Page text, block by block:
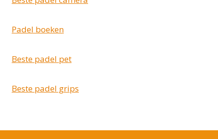
Padel boeken
Beste padel pet
Beste padel grips